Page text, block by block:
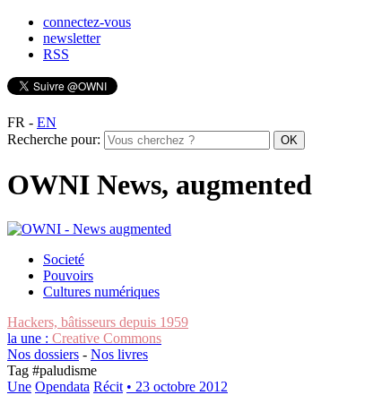
connectez-vous
newsletter
RSS
FR - EN
Recherche pour:
OWNI News, augmented
Societé
Pouvoirs
Cultures numériques
Hackers, bâtisseurs depuis 1959
la une : Creative Commons
Nos dossiers - Nos livres
Tag #paludisme
Une Opendata Récit • 23 octobre 2012